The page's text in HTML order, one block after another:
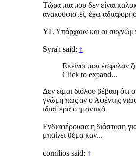
Τώρα πια που δεν είναι
ανακουφιστεί, έχω
ΥΓ. Υπάρχουν και οι
Syrah said: ↑
Εκείνοι που έσφαλαν
Click to expand...
Δεν είμαι διόλου βέβαιη
γνώμη πως αν ο Αφέντης
ιδιαίτερα σημαντικά.
Ενδιαφέρουσα η διάσταση
μπαίνει θέμα καν...
cornilios said: ↑